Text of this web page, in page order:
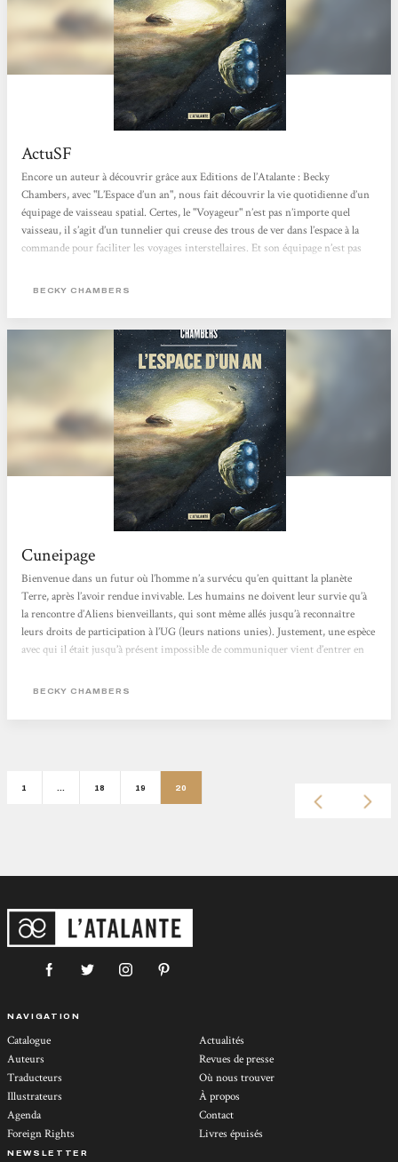
ActuSF
Encore un auteur à découvrir grâce aux Editions de l’Atalante : Becky
Chambers, avec "L’Espace d’un an", nous fait découvrir la vie quotidienne d’un
équipage de vaisseau spatial. Certes, le "Voyageur" n’est pas n’importe quel
vaisseau, il s’agit d’un tunnelier qui creuse des trous de ver dans l’espace à la
commande pour faciliter les voyages interstellaires. Et son équipage n’est pas
Ashby, un brave type issu de la flotte de l’Exode, celle qui a abandonné le
BECKY CHAMBERS
Cuneipage
Bienvenue dans un futur où l’homme n’a survécu qu’en quittant la planète
Terre, après l’avoir rendue invivable. Les humains ne doivent leur survie qu’à
la rencontre d’Aliens bienveillants, qui sont même allés jusqu’à reconnaître
leurs droits de participation à l’UG (leurs nations unies). Justement, une espèce
avec qui il était jusqu’à présent impossible de communiquer vient d’entrer en
un accès rapide à leur planète. Le Voyageur est...
BECKY CHAMBERS
1 18 19 20
NAVIGATION
Catalogue
Auteurs
Traducteurs
Illustrateurs
Agenda
Foreign Rights
Actualités
Revues de presse
Où nous trouver
À propos
Contact
Livres épuisés
NEWSLETTER